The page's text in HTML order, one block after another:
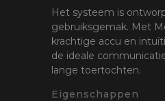
Het systeem is
gebruiksgemak. Met
krachtige accu en
de ideale
lange toertochten.
Eigenschappen